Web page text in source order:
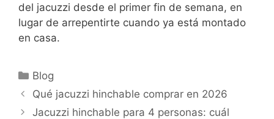
del jacuzzi desde el primer fin de semana, en
lugar de arrepentirte cuando ya está montado
en casa.
Categorías
Blog
Qué jacuzzi hinchable comprar en 2026
Jacuzzi hinchable para 4 personas: cuál